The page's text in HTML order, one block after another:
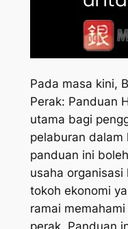
Pada masa kini,
Perak: Panduan
utama bagi
pelaburan dalam
panduan ini
usaha
tokoh ekonomi
ramai